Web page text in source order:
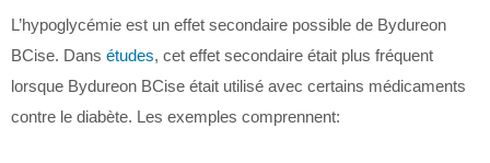
L’hypoglycémie est un effet secondaire possible de Bydureon
BCise. Dans études, cet effet secondaire était plus fréquent
lorsque Bydureon BCise était utilisé avec certains médicaments
contre le diabète. Les exemples comprennent: